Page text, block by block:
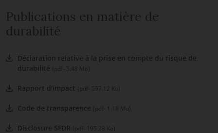
Publications en matière de
durabilité
Déclaration relative à la prise en compte du risque de
durabilité (pdf- 5.48 Mo)
Rapport d'impact (pdf- 597.12 Ko)
Code de transparence (pdf- 1.18 Mo)
Disclosure SFDR (pdf- 195.28 Ko)